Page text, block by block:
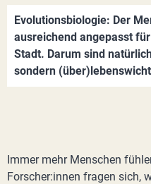
Evolutionsbiologie: Der
ausreichend angepasst
Stadt. Darum sind
sondern
Immer mehr Menschen
Forscher:innen fragen sich,